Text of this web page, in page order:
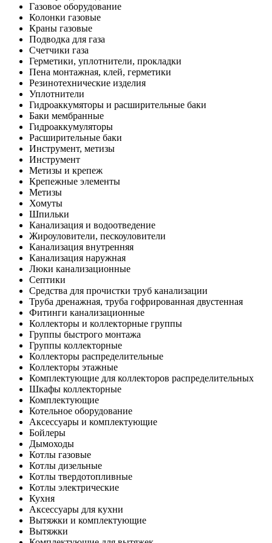
Газовое оборудование
Колонки газовые
Краны газовые
Подводка для газа
Счетчики газа
Герметики, уплотнители, прокладки
Пена монтажная, клей, герметики
Резинотехнические изделия
Уплотнители
Гидроаккумяторы и расширительные баки
Баки мембранные
Гидроаккумуляторы
Расширительные баки
Инструмент, метизы
Инструмент
Метизы и крепеж
Крепежные элементы
Метизы
Хомуты
Шпильки
Канализация и водоотведение
Жироуловители, пескоуловители
Канализация внутренняя
Канализация наружная
Люки канализационные
Септики
Средства для прочистки труб канализации
Труба дренажная, труба гофрированная двустенная
Фитинги канализационные
Коллекторы и коллекторные группы
Группы быстрого монтажа
Группы коллекторные
Коллекторы распределительные
Коллекторы этажные
Комплектующие для коллекторов распределительных
Шкафы коллекторные
Комплектующие
Котельное оборудование
Аксессуары и комплектующие
Бойлеры
Дымоходы
Котлы газовые
Котлы дизельные
Котлы твердотопливные
Котлы электрические
Кухня
Аксессуары для кухни
Вытяжки и комплектующие
Вытяжки